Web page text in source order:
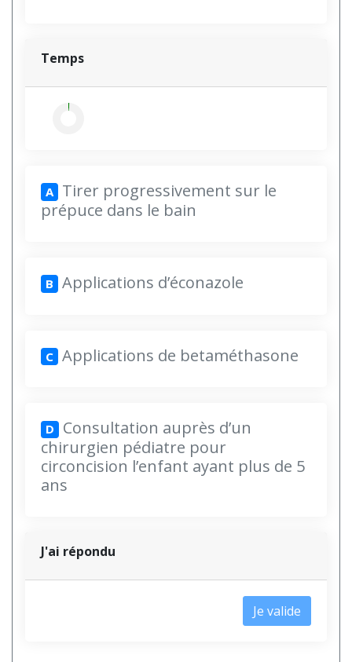
Temps
A Tirer progressivement sur le
prépuce dans le bain
B Applications d’éconazole
C Applications de betaméthasone
D
Consultation auprès d’un
chirurgien pédiatre pour
circoncision l’enfant ayant plus de 5
ans
J'ai répondu
Je valide